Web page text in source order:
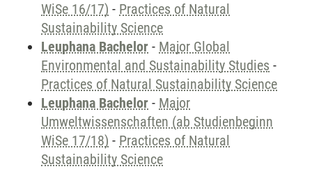
WiSe 16/17) - Practices of Natural
Sustainability Science
Leuphana Bachelor - Major Global
Environmental and Sustainability Studies -
Practices of Natural Sustainability Science
Leuphana Bachelor - Major
Umweltwissenschaften (ab Studienbeginn
WiSe 17/18) - Practices of Natural
Sustainability Science